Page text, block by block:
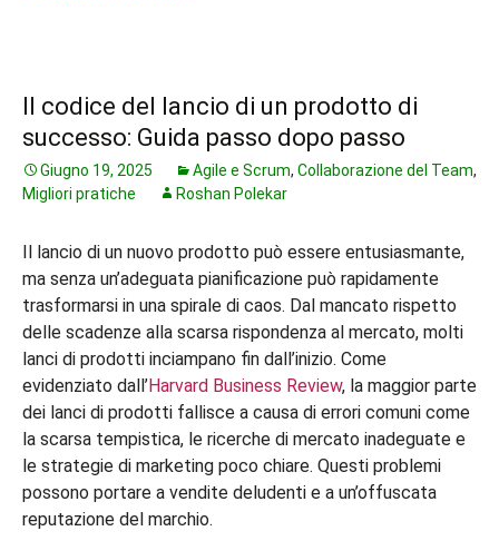
Il codice del lancio di un prodotto di
successo: Guida passo dopo passo
Giugno 19, 2025 Agile e Scrum, Collaborazione del Team,
Migliori pratiche
Roshan Polekar
Il lancio di un nuovo prodotto può essere entusiasmante,
ma senza un’adeguata pianificazione può rapidamente
trasformarsi in una spirale di caos. Dal mancato rispetto
delle scadenze alla scarsa rispondenza al mercato, molti
lanci di prodotti inciampano fin dall’inizio. Come
evidenziato dall’Harvard Business Review, la maggior parte
dei lanci di prodotti fallisce a causa di errori comuni come
la scarsa tempistica, le ricerche di mercato inadeguate e
le strategie di marketing poco chiare. Questi problemi
possono portare a vendite deludenti e a un’offuscata
reputazione del marchio.